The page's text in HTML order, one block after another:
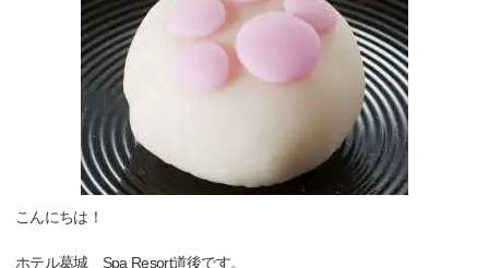
こんにちは！
ホテル葛城 Spa Resort道後です。